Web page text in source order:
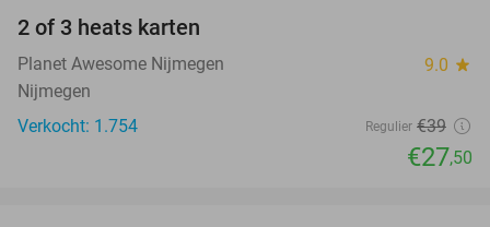
2 of 3 heats karten
Planet Awesome Nijmegen 9.0 star
Nijmegen
Verkocht: 1.754
Regulier €39
€27,50